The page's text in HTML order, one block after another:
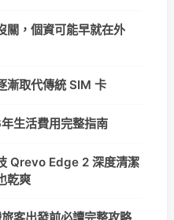
關，個資可能早就在外
漸取代傳統 SIM 卡
生活費用完整指南
Qrevo Edge 2 深度清潔
乾爽